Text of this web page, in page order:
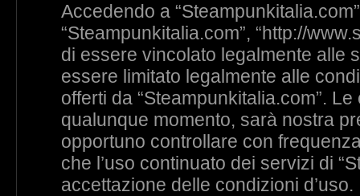
Accedendo a
“Steampunkitalia.com”, “http://
di essere vincolato legalmente alle
essere limitato legalmente alle
offerti da “Steampunkitalia.com”.
qualunque momento, sarà nostra
opportuno controllare con
che l’uso continuato dei servizi di
accettazione delle condizioni d’uso.